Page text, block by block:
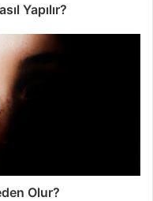
Yapılır?
Olur?